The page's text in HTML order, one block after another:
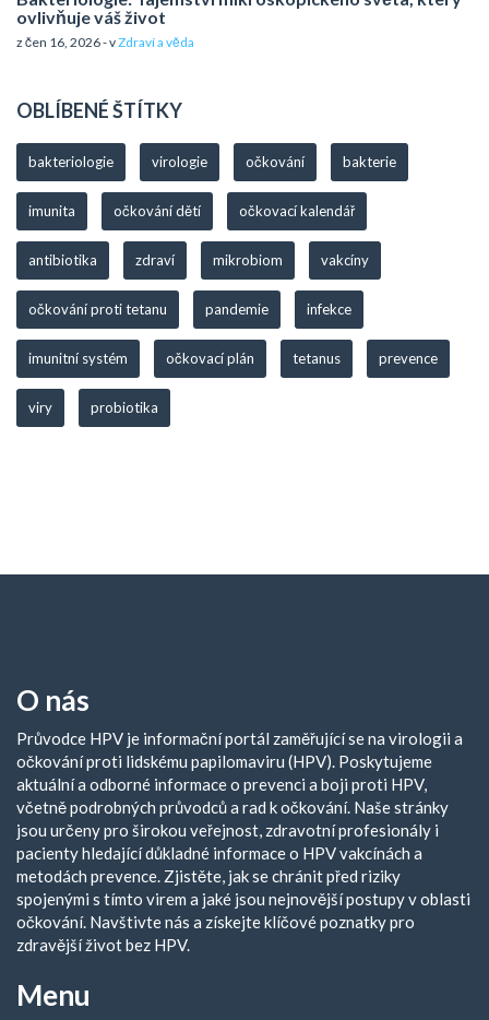
ovlivňuje váš život
z čen 16, 2026 - vZdraví a věda
OBLÍBENÉ ŠTÍTKY
bakteriologie virologie očkování bakterie
imunita očkování dětí očkovací kalendář
antibiotika zdraví mikrobiom vakcíny
očkování proti tetanu pandemie infekce
imunitní systém očkovací plán tetanus prevence
viry probiotika
O nás
Průvodce HPV je informační portál zaměřující se na virologii a
očkování proti lidskému papilomaviru (HPV). Poskytujeme
aktuální a odborné informace o prevenci a boji proti HPV,
včetně podrobných průvodců a rad k očkování. Naše stránky
jsou určeny pro širokou veřejnost, zdravotní profesionály i
pacienty hledající důkladné informace o HPV vakcínách a
metodách prevence. Zjistěte, jak se chránit před riziky
spojenými s tímto virem a jaké jsou nejnovější postupy v oblasti
očkování. Navštivte nás a získejte klíčové poznatky pro
zdravější život bez HPV.
Menu